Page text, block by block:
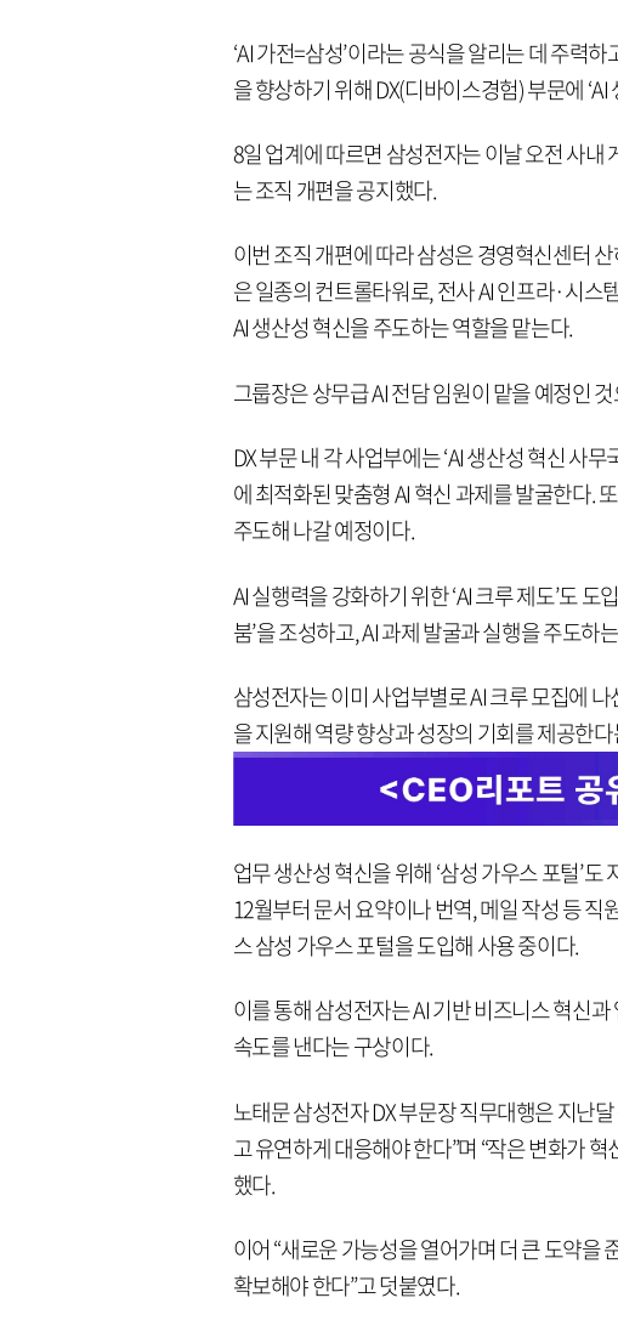
‘AI 가전=삼성’이라는 공식을 알리는 데 주력
을 향상하기 위해 DX(디바이스경험) 부문에
8일 업계에 따르면 삼성전자는 이날 오전 사내
는 조직 개편을 공지했다.
이번 조직 개편에 따라 삼성은 경영혁신센터
은 일종의 컨트롤타워로, 전사 AI 인프라·시스
AI 생산성 혁신을 주도하는 역할을 맡는다.
그룹장은 상무급 AI 전담 임원이 맡을 예정인
DX 부문 내 각 사업부에는 ‘AI 생산성 혁신 사
에 최적화된 맞춤형 AI 혁신 과제를 발굴한다.
주도해 나갈 예정이다.
AI 실행력을 강화하기 위한 ‘AI 크루 제도’도
붐’을 조성하고, AI 과제 발굴과 실행을 주도하
삼성전자는 이미 사업부별로 AI 크루 모집에
을 지원해 역량 향상과 성장의 기회를 제공한
업무 생산성 혁신을 위해 ‘삼성 가우스 포털’
12월부터 문서 요약이나 번역, 메일 작성 등 직
스 삼성 가우스 포털을 도입해 사용 중이다.
이를 통해 삼성전자는 AI 기반 비즈니스 혁신
속도를 낸다는 구상이다.
노태문 삼성전자 DX 부문장 직무대행은 지난
고 유연하게 대응해야 한다”며 “작은 변화가
했다.
이어 “새로운 가능성을 열어가며 더 큰 도약을
확보해야 한다”고 덧붙였다.